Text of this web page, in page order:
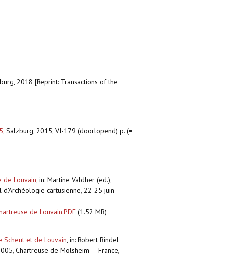
2018 [Reprint: Transactions of the
, Salzburg, 2015, VI-179 (doorlopend) p. (=
de Louvain, in: Martine Valdher (ed.),
cartusienne, 22-25 juin
de Louvain.PDF (1.52 MB)
et de Louvain, in: Robert Bindel
Chartreuse de Molsheim — France,